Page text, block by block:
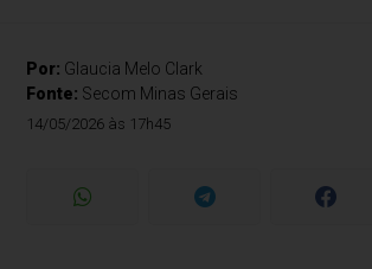
Por: Glaucia Melo Clark
Fonte: Secom Minas Gerais
14/05/2026 às 17h45